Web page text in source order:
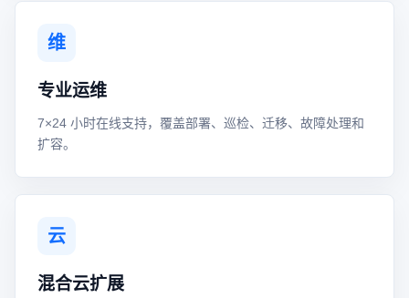
维
专业运维
7×24 小时在线支持，覆盖部署、巡检、迁移、故障处理和
扩容。
云
混合云扩展